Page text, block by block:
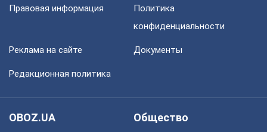
Правовая информация
Политика
конфиденциальности
Реклама на сайте Документы
Редакционная политика
OBOZ.UA
Общество